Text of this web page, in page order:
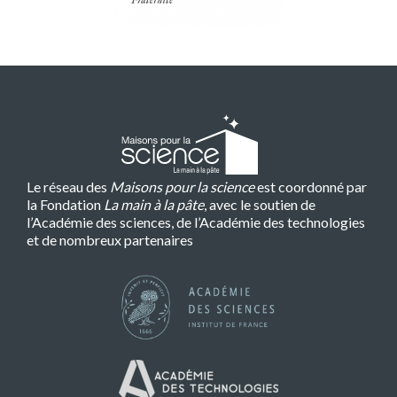
Le réseau des Maisons pour la scienceest coordonné par
la Fondation La main à la pâte, avec le soutien de
l’Académie des sciences, de l’Académie des technologies
et de nombreux partenaires